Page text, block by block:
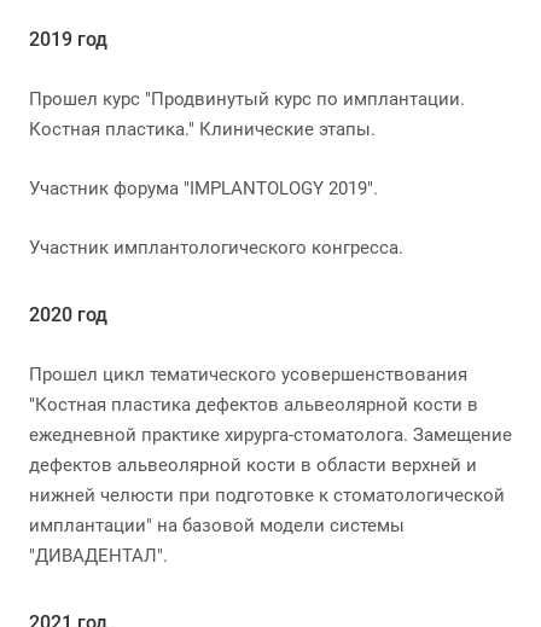
2019 год
Прошел курс "Продвинутый курс по имплантации.
Костная пластика." Клинические этапы.
Участник форума "IMPLANTOLOGY 2019".
Участник имплантологического конгресса.
2020 год
Прошел цикл тематического усовершенствования
"Костная пластика дефектов альвеолярной кости в
ежедневной практике хирурга-стоматолога. Замещение
дефектов альвеолярной кости в области верхней и
нижней челюсти при подготовке к стоматологической
имплантации" на базовой модели системы
"ДИВАДЕНТАЛ".